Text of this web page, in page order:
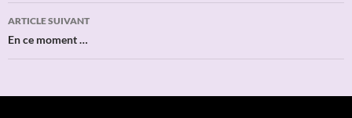
articles
ARTICLE SUIVANT
En ce moment …